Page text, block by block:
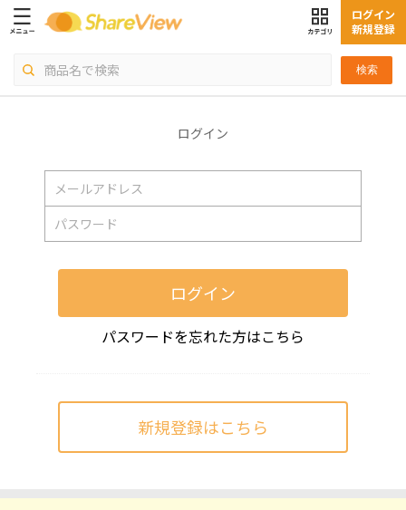
検索
ログイン
新規登録
ログイン
ログイン
パスワードを忘れた方はこちら
新規登録はこちら